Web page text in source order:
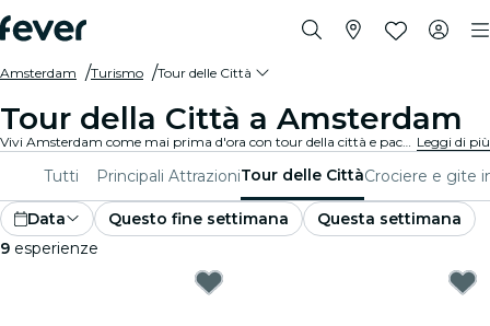
Amsterdam Turismo Tour delle Città
Tour della Città a Amsterdam
Vivi Amsterdam come mai prima d'ora con tour della città e pacchetti turistici. Mentre esplori i famosi luoghi di interesse, le gemme nascoste e i luoghi tipici di Amsterdam, scoprirai le storie che danno vita alla città. Leggi di più
Tutti Principali AttrazioniTour delle CittàCrociere e gite
Data Questo fine settimana
Questa settimana
9 esperienze